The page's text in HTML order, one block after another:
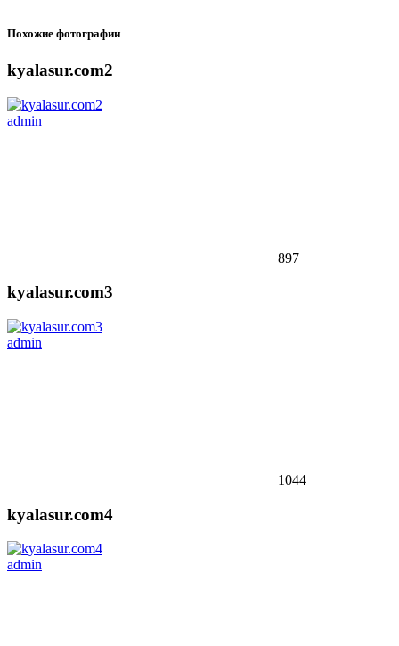
Похожие фотографии
kyalasur.com2
admin
897
kyalasur.com3
admin
1044
kyalasur.com4
admin